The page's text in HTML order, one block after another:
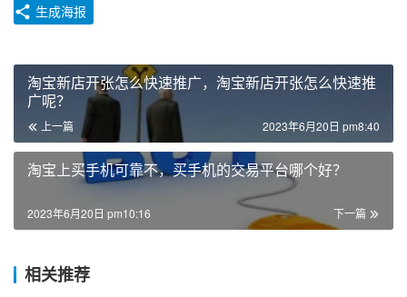
生成海报
淘宝新店开张怎么快速推广，淘宝新店开张怎么快速推
广呢？
上一篇 2023年6月20日 pm8:40
淘宝上买手机可靠不，买手机的交易平台哪个好？
下一篇
2023年6月20日 pm10:16
相关推荐